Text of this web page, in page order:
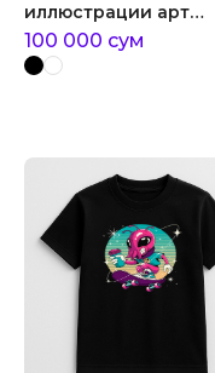
иллюстрации арт
монстров
100 000 сум